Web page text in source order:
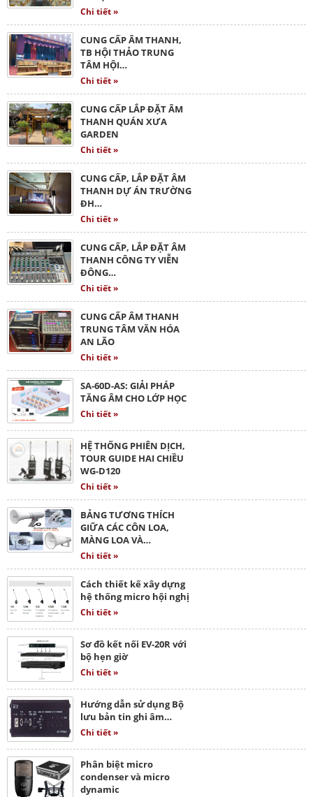
Chi tiết »
CUNG CẤP ÂM THANH,
TB HỘI THẢO TRUNG
TÂM HỘI…
Chi tiết »
CUNG CẤP LẮP ĐẶT ÂM
THANH QUÁN XƯA
GARDEN
Chi tiết »
CUNG CẤP, LẮP ĐẶT ÂM
THANH DỰ ÁN TRƯỜNG
ĐH…
Chi tiết »
CUNG CẤP, LẮP ĐẶT ÂM
THANH CÔNG TY VIỄN
ĐÔNG…
Chi tiết »
CUNG CẤP ÂM THANH
TRUNG TÂM VĂN HÓA
AN LÃO
Chi tiết »
SA-60D-AS: GIẢI PHÁP
TĂNG ÂM CHO LỚP HỌC
Chi tiết »
HỆ THỐNG PHIÊN DỊCH,
TOUR GUIDE HAI CHIỀU
WG-D120
Chi tiết »
BẢNG TƯƠNG THÍCH
GIỮA CÁC CÔN LOA,
MÀNG LOA VÀ…
Chi tiết »
Cách thiết kế xây dựng
hệ thống micro hội nghị
Chi tiết »
Sơ đồ kết nối EV-20R với
bộ hẹn giờ
Chi tiết »
Hướng dẫn sử dụng Bộ
lưu bản tin ghi âm…
Chi tiết »
Phân biệt micro
condenser và micro
dynamic